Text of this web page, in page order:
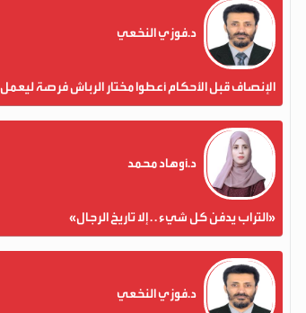
د.فوزي النخعي
الإنصاف قبل الأحكام أعطوا مختار الرباش فرصة ليعمل
د.أوهاد محمد
«التراب يدفن كل شيء . . إلا تاريخ الرجال»
د.فوزي النخعي